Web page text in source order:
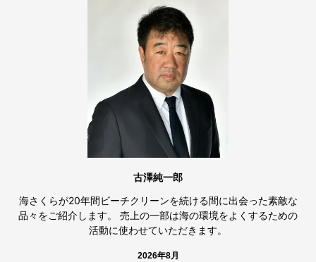
古澤純一郎
海さくらが20年間ビーチクリーンを続ける間に出会った素敵な
品々をご紹介します。 売上の一部は海の環境をよくするための
活動に使わせていただきます。
2026年8月